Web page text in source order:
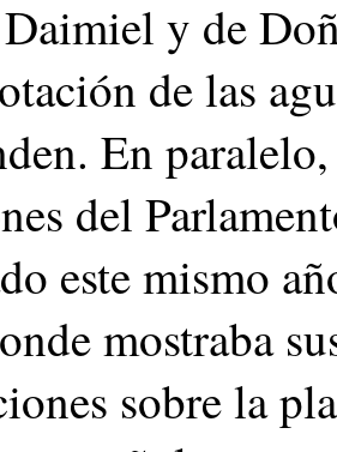
y de
de las
En
del
este mismo
mostraba
sobre la